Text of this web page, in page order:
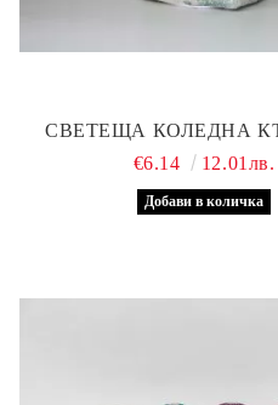
СВЕТЕЩА КОЛЕДНА
€6.14
12.01лв.